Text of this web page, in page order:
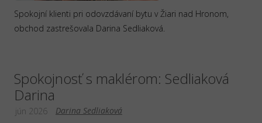
Spokojní klienti pri odovzdávaní bytu v Žiari nad Hronom,
obchod zastrešovala Darina Sedliaková.
Spokojnosť s maklérom: Sedliaková
Darina
Darina Sedliaková
jún 2026